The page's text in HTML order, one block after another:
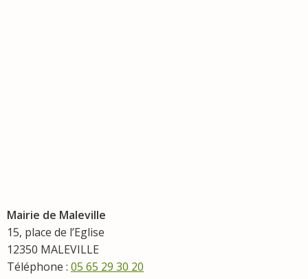
Mairie de Maleville
15, place de l’Eglise
12350 MALEVILLE
Téléphone : 05 65 29 30 20